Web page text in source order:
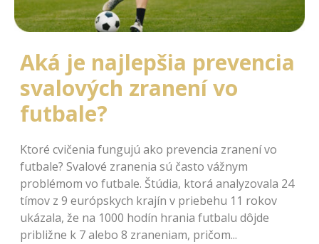
Aká je najlepšia prevencia
svalových zranení vo
futbale?
Ktoré cvičenia fungujú ako prevencia zranení vo
futbale? Svalové zranenia sú často vážnym
problémom vo futbale. Štúdia, ktorá analyzovala 24
tímov z 9 európskych krajín v priebehu 11 rokov
ukázala, že na 1000 hodín hrania futbalu dôjde
približne k 7 alebo 8 zraneniam, pričom...